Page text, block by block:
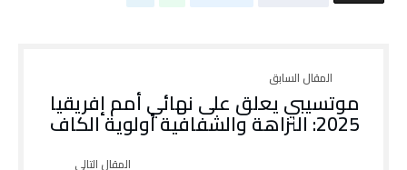
موتسيبي يعلق على نهائي أمم إفريقيا
2025: النزاهة والشفافية أولوية الكاف